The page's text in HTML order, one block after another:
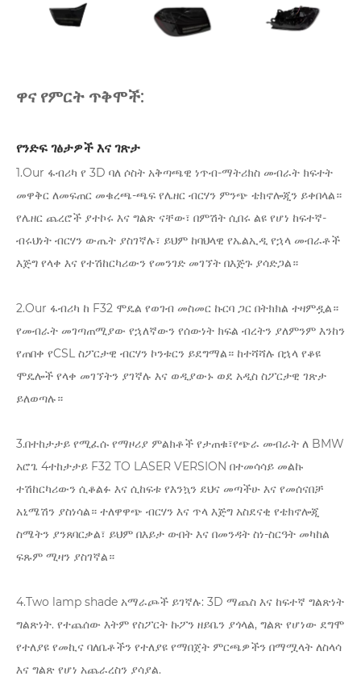
ዋና የምርት ጥቅሞች:
የንድፍ ገፅታዎች እና ገጽታ
1.Our ፋብሪካ የ 3D ባለ ሶስት አቅጣጫዊ ነጥብ-ማትሪክስ መብራት ክፍተት
መዋቅር ለመፍጠር መቁረጫ-ጫፍ የሌዘር ብርሃን ምንጭ ቴክኖሎጂን ይቀበላል።
የሌዘር ጨረሮች ያተኮሩ እና ግልጽ ናቸው፣ በምሽት ሲበሩ ልዩ የሆነ ከፍተኛ-
ብሩህነት ብርሃን ውጤት ያስገኛሉ፣ ይህም ከባህላዊ የኤልኢዲ የኋላ መብራቶች
እጅግ የላቀ እና የተሽከርካሪውን የመንገድ መገኘት በእጅጉ ያሳድጋል።
2.Our ፋብሪካ ከ F32 ሞዴል የወገብ መስመር ኩርባ ጋር በትክክል ተዛምዷል።
የመብራት መገጣጠሚያው የኋለኛውን የሰውነት ክፍል ብረትን ያለምንም እንከን
የጠበቀ የCSL ስፖርታዊ ብርሃን ኮንቱርን ይደግማል። ከተሻሻሉ በኋላ የቆዩ
ሞዴሎች የላቀ መገኘትን ያገኛሉ እና ወዲያውኑ ወደ አዲስ ስፖርታዊ ገጽታ
ይለወጣሉ።
3.በተከታታይ የሚፈሱ የማዞሪያ ምልክቶች የታጠቁ፣የጭራ መብራት ለ BMW
አሮጌ 4ተከታታይ F32 TO LASER VERSION በተመሳሳይ መልኩ
ተሽከርካሪውን ሲቆልፉ እና ሲከፍቱ የእንኳን ደህና መጣችሁ እና የመሰናበቻ
አኒሜሽን ያስነሳል። ተለዋዋጭ ብርሃን እና ጥላ እጅግ አስደናቂ የቴክኖሎጂ
ስሜትን ያንጸባርቃል፣ ይህም በእይታ ውበት እና በመንዳት ስነ-ስርዓት መካከል
ፍጹም ሚዛን ያስገኛል።
4.Two lamp shade አማራጮች ይገኛሉ: 3D ማጨስ እና ከፍተኛ ግልጽነት
ግልጽነት. የተጨሰው እትም የስፖርት ኩፖን ዘይቤን ያጎላል, ግልጽ የሆነው ደግሞ
የተለያዩ የመኪና ባለቤቶችን የተለያዩ የማበጀት ምርጫዎችን በማሟላት ለስላሳ
እና ግልጽ የሆነ አጨራረስን ያሳያል.